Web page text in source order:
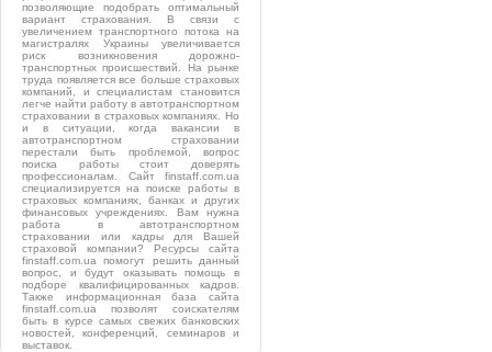
позволяющие подобрать оптимальный
вариант страхования. В связи с
увеличением транспортного потока на
магистралях Украины увеличивается
риск возникновения дорожно-
транспортных происшествий. На рынке
труда появляется все больше страховых
компаний, и специалистам становится
легче найти работу в автотранспортном
страховании в страховых компаниях. Но
и в ситуации, когда вакансии в
автотранспортном страховании
перестали быть проблемой, вопрос
поиска работы стоит доверять
профессионалам. Сайт finstaff.com.ua
специализируется на поиске работы в
страховых компаниях, банках и других
финансовых учреждениях. Вам нужна
работа в автотранспортном
страховании или кадры для Вашей
страховой компании? Ресурсы сайта
finstaff.com.ua помогут решить данный
вопрос, и будут оказывать помощь в
подборе квалифицированных кадров.
Также информационная база сайта
finstaff.com.ua позволят соискателям
быть в курсе самых свежих банковских
новостей, конференций, семинаров и
выставок.